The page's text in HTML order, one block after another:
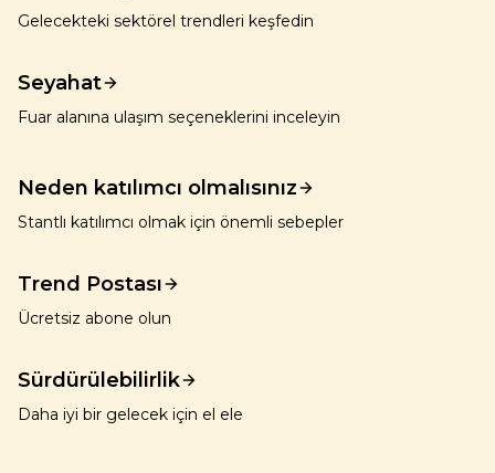
Gelecekteki sektörel trendleri keşfedin
Seyahat
Fuar alanına ulaşım seçeneklerini inceleyin
Neden katılımcı olmalısınız
Stantlı katılımcı olmak için önemli sebepler
Trend Postası
Ücretsiz abone olun
Sürdürülebilirlik
Daha iyi bir gelecek için el ele